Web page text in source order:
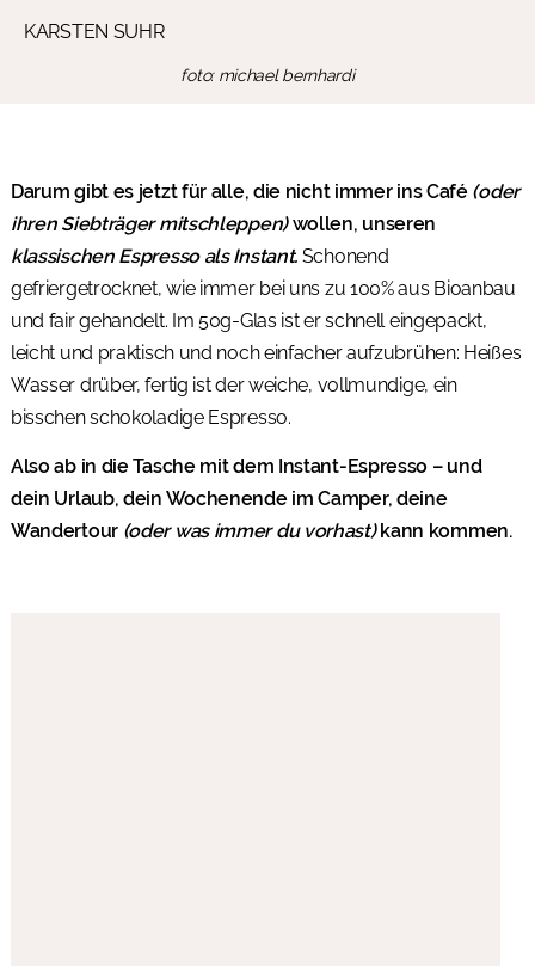
KARSTEN SUHR
foto: michael bernhardi
Darum gibt es jetzt für alle, die nicht immer ins Café (oder
ihren Siebträger mitschleppen)wollen, unseren
klassischen Espresso als Instant. Schonend
gefriergetrocknet, wie immer bei uns zu 100% aus Bioanbau
und fair gehandelt. Im 50g-Glas ist er schnell eingepackt,
leicht und praktisch und noch einfacher aufzubrühen: Heißes
Wasser drüber, fertig ist der weiche, vollmundige, ein
bisschen schokoladige Espresso.
Also ab in die Tasche mit dem Instant-Espresso – und
dein Urlaub, dein Wochenende im Camper, deine
Wandertour (oder was immer du vorhast)kann kommen.